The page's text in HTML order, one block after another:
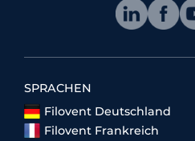
SPRACHEN
Filovent Deutschland
Filovent Frankreich